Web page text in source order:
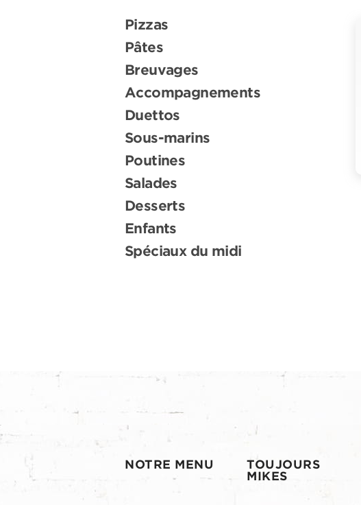
Pizzas
Pâtes
Breuvages
Accompagnements
Duettos
Sous-marins
Poutines
Salades
Desserts
Enfants
Spéciaux du midi
NOTRE MENU
TOUJOURS
MIKES